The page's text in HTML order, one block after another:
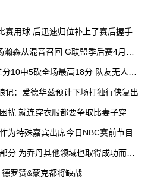
赛用球 后迅速归位补上了赛后握手
森从混音召回 G联盟季后赛4月开
10中5砍全场最高18分 队友无人上
记：爱德华兹预计下场打独行侠复出
扰 就连穿衣服都要争取比妻子穿得
为特殊嘉宾出席今日NBC赛前节目
分 为乔丹其他领域也取得成功而自
罗赞&蒙克都将缺战